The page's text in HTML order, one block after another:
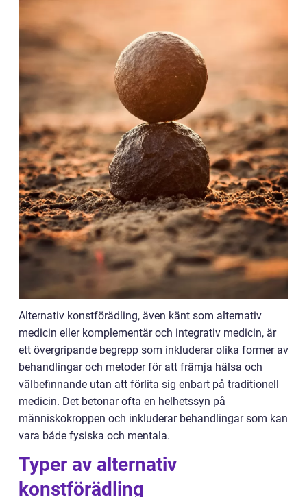
Alternativ konstförädling, även känt som alternativ
medicin eller komplementär och integrativ medicin, är
ett övergripande begrepp som inkluderar olika former av
behandlingar och metoder för att främja hälsa och
välbefinnande utan att förlita sig enbart på traditionell
medicin. Det betonar ofta en helhetssyn på
människokroppen och inkluderar behandlingar som kan
vara både fysiska och mentala.
Typer av alternativ
konstförädling